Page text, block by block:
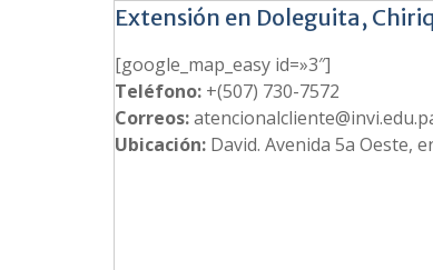
Extensión en Doleguita,
[google_map_easy id=»3″]
Teléfono: +(507) 730-7572
Correos:
Ubicación: David. Avenida 5a Oeste,